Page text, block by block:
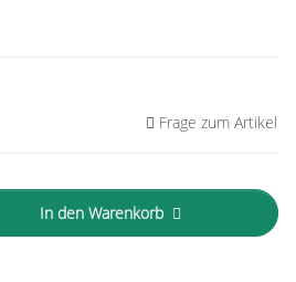
Frage zum Artikel
In den Warenkorb